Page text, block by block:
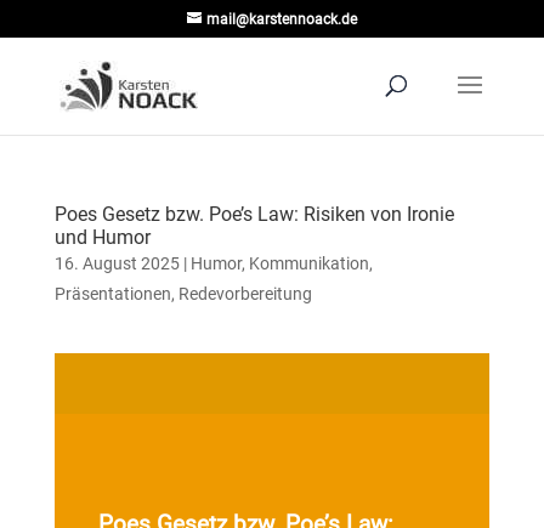
mail@karstennoack.de
Poes Gesetz bzw. Poe’s Law: Risiken von Ironie
und Humor
16. August 2025| Humor, Kommunikation,
Präsentationen, Redevorbereitung